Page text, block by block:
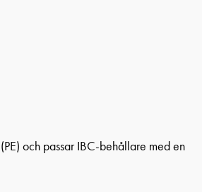
och passar IBC-behållare med en